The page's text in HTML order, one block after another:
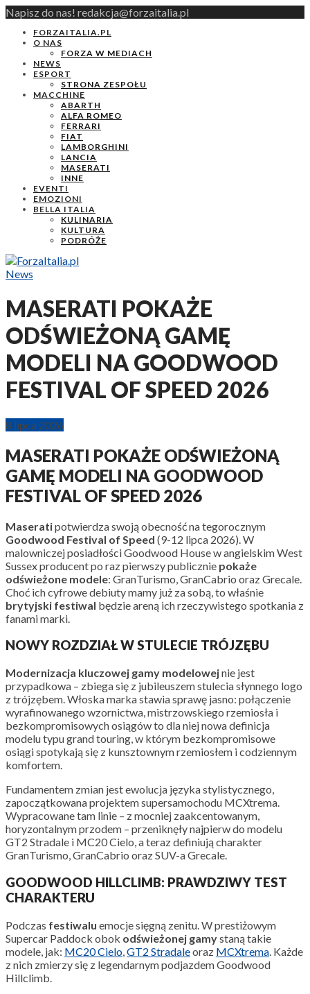
Napisz do nas! redakcja@forzaitalia.pl
FORZAITALIA.PL
O NAS
FORZA W MEDIACH
NEWS
ESPORT
STRONA ZESPOŁU
MACCHINE
ABARTH
ALFA ROMEO
FERRARI
FIAT
LAMBORGHINI
LANCIA
MASERATI
INNE
EVENTI
EMOZIONI
BELLA ITALIA
KULINARIA
KULTURA
PODRÓŻE
News
MASERATI POKAŻE
ODŚWIEŻONĄ GAMĘ
MODELI NA GOODWOOD
FESTIVAL OF SPEED 2026
8 lipca 2026
MASERATI POKAŻE ODŚWIEŻONĄ
GAMĘ MODELI NA GOODWOOD
FESTIVAL OF SPEED 2026
Maseratipotwierdza swoją obecność na tegorocznym
Goodwood Festival of Speed (9-12 lipca 2026). W
malowniczej posiadłości Goodwood House w angielskim West
Sussex producent po raz pierwszy publicznie pokaże
odświeżone modele: GranTurismo, GranCabrio oraz Grecale.
Choć ich cyfrowe debiuty mamy już za sobą, to właśnie
brytyjski festiwal będzie areną ich rzeczywistego spotkania z
fanami marki.
NOWY ROZDZIAŁ W STULECIE TRÓJZĘBU
Modernizacja kluczowej gamy modelowejnie jest
przypadkowa – zbiega się z jubileuszem stulecia słynnego logo
z trójzębem. Włoska marka stawia sprawę jasno: połączenie
wyrafinowanego wzornictwa, mistrzowskiego rzemiosła i
bezkompromisowych osiągów to dla niej nowa definicja
modelu typu grand touring, w którym bezkompromisowe
osiągi spotykają się z kunsztownym rzemiosłem i codziennym
komfortem.
Fundamentem zmian jest ewolucja języka stylistycznego,
zapoczątkowana projektem supersamochodu MCXtrema.
Wypracowane tam linie – z mocniej zaakcentowanym,
horyzontalnym przodem – przeniknęły najpierw do modelu
GT2 Stradale i MC20 Cielo, a teraz definiują charakter
GranTurismo, GranCabrio oraz SUV-a Grecale.
GOODWOOD HILLCLIMB: PRAWDZIWY TEST
CHARAKTERU
Podczas festiwalu emocje sięgną zenitu. W prestiżowym
Supercar Paddock obok odświeżonej gamystaną takie
modele, jak: MC20 Cielo GT2 Stradaleoraz MCXtrema . Każde
z nich zmierzy się z legendarnym podjazdem Goodwood
Hillclimb.